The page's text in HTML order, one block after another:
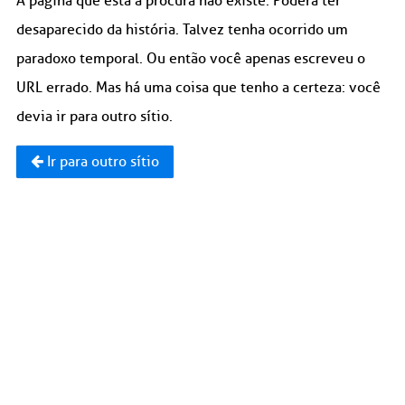
desaparecido da história. Talvez tenha ocorrido um
paradoxo temporal. Ou então você apenas escreveu o
URL errado. Mas há uma coisa que tenho a certeza: você
devia ir para outro sítio.
Ir para outro sítio